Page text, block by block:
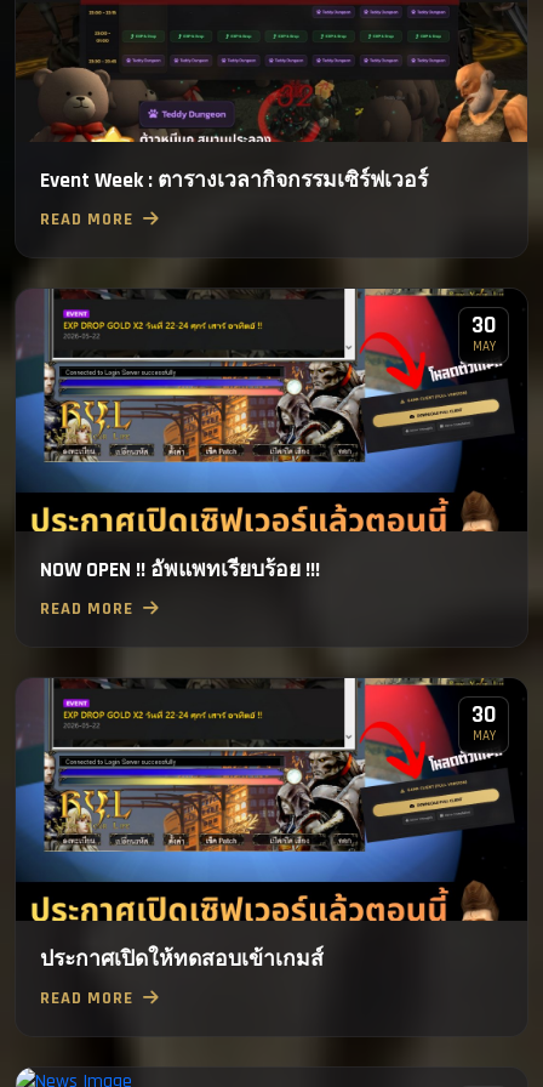
Event Week : ตารางเวลากิจกรรมเซิร์ฟเวอร์
READ MORE
30
MAY
NOW OPEN !! อัพแพทเรียบร้อย !!!
READ MORE
30
MAY
ประกาศเปิดให้ทดสอบเข้าเกมส์
READ MORE